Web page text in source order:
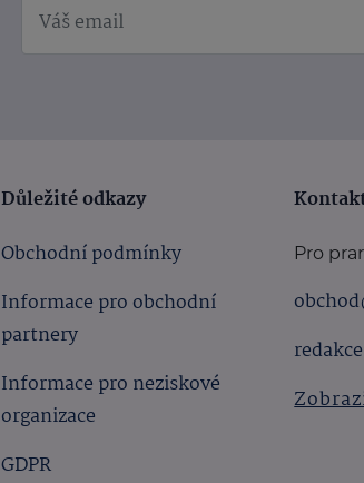
Důležité odkazy
Obchodní podmínky
Informace pro obchodní
partnery
Informace pro neziskové
organizace
GDPR
Pro